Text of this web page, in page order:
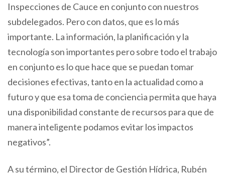
Inspecciones de Cauce en conjunto con nuestros
subdelegados. Pero con datos, que es lo más
importante. La información, la planificación y la
tecnología son importantes pero sobre todo el trabajo
en conjunto es lo que hace que se puedan tomar
decisiones efectivas, tanto en la actualidad como a
futuro y que esa toma de conciencia permita que haya
una disponibilidad constante de recursos para que de
manera inteligente podamos evitar los impactos
negativos”.
A su término, el Director de Gestión Hídrica, Rubén